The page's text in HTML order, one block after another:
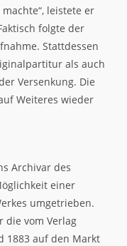
leistete er
folgte der
Stattdessen
als auch
Versenkung. Die
Weiteres wieder
Archivar des
einer
umgetrieben.
die vom Verlag
1883 auf den Markt